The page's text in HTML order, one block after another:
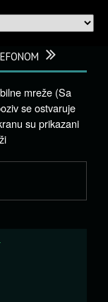
mreže (Sa
se ostvaruje
su prikazani